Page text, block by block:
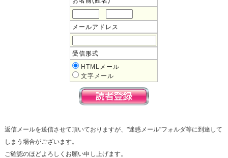
メールアドレス
受信形式
HTMLメール
文字メール
返信メールを送信させて頂いておりますが、"迷惑メール"フォルダ等に到達して
しまう場合がございます。
ご確認のほどよろしくお願い申し上げます。